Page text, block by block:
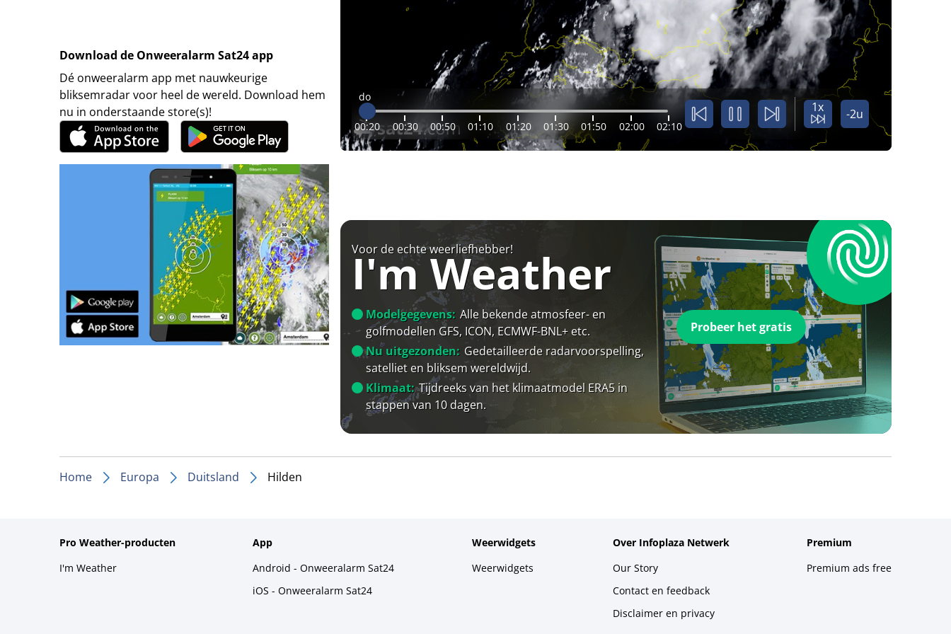
Download de Onweeralarm Sat24 app
Dé onweeralarm app met nauwkeurige
bliksemradar voor heel de wereld. Download hem
nu in onderstaande store(s)!
do
00:20 00:30 00:50 01:10 01:20 01:30 01:50 02:00 02:10
1x -2u
Voor de echte weerliefhebber!
I'm Weather
Modelgegevens: Alle bekende atmosfeer- en
golfmodellen GFS, ICON, ECMWF-BNL+ etc.
Nu uitgezonden: Gedetailleerde radarvoorspelling,
satelliet en bliksem wereldwijd.
Klimaat: Tijdreeks van het klimaatmodel ERA5 in
stappen van 10 dagen.
Probeer het gratis
Home Europa Duitsland Hilden
Pro Weather-producten
I'm Weather
App
Android - Onweeralarm Sat24
iOS - Onweeralarm Sat24
Weerwidgets
Weerwidgets
Over Infoplaza Netwerk
Our Story
Contact en feedback
Disclaimer en privacy
Premium
Premium ads free